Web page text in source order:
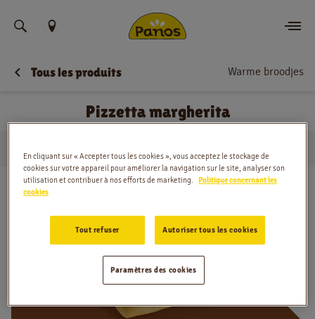
Trouvez votre emplacement
Commander
Nouvelles
Menu
Magasins
Application
Contact
Tous les produits Warme broodjes
Pizzetta margherita
Domicile
En cliquant sur « Accepter tous les cookies », vous acceptez le stockage de
cookies sur votre appareil pour améliorer la navigation sur le site, analyser son
utilisation et contribuer à nos efforts de marketing. Politique concernant les
cookies
Tout refuser Autoriser tous les cookies
Paramètres des cookies